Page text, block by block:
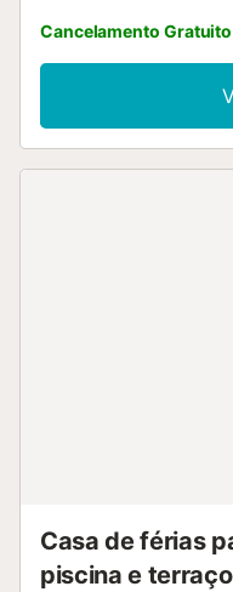
Cancelamento Gratuito
Casa de férias
piscina e